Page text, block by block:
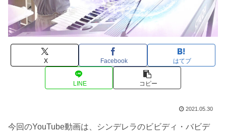
X Facebook はてブ
LINE コピー
2021.05.30
今回のYouTube動画は、シンデレラのビビディ・バビデ